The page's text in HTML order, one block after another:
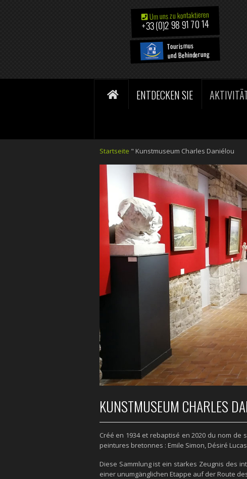
Um uns zu kontaktieren
+33 (0)2 98 91 70 14
Tourismus
und Behinderung
ENTDECKEN SIE
Startseite " Kunstmuseum Charles Daniélou
KUNSTMUSEUM CHARLES
Créé en 1934 et rebaptisé en 2020 du nom
peintures bretonnes : Emile Simon, Désiré
Diese Sammlung ist ein starkes Zeugnis des
einer unumgänglichen Etappe auf der Route